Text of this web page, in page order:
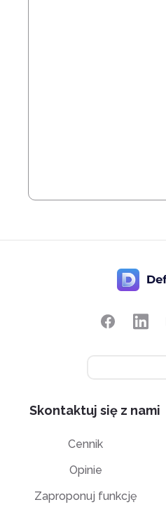
Skontaktuj się z nami
Cennik
Opinie
Zaproponuj funkcję